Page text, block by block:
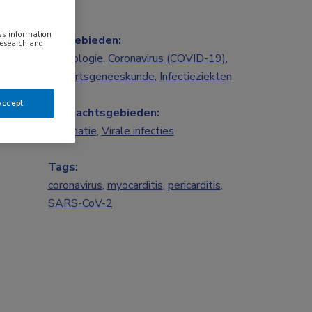
Vakgebieden:
Cardiologie, Coronavirus (COVID-19),
Huisartsgeneeskunde, Infectieziekten
Aandachtsgebieden:
Vaccinatie, Virale infecties
Tags:
coronavirus, myocarditis, pericarditis,
SARS-CoV-2
information
and